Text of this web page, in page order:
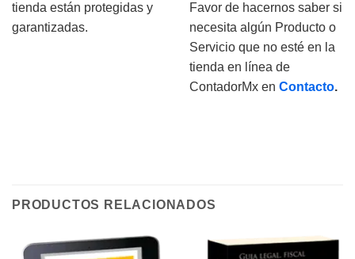
tienda están protegidas y
garantizadas.
Favor de hacernos saber si
necesita algún Producto o
Servicio que no esté en la
tienda en línea de
ContadorMx en Contacto.
PRODUCTOS RELACIONADOS